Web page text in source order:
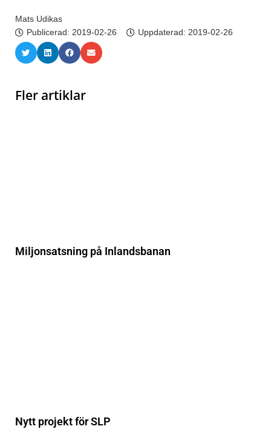
Mats Udikas
Publicerad: 2019-02-26 Uppdaterad: 2019-02-26
Fler artiklar
Miljonsatsning på Inlandsbanan
Nytt projekt för SLP